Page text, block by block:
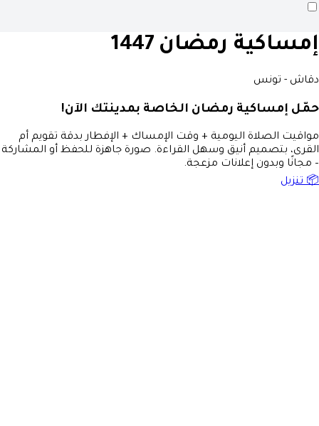
إمساكية رمضان 1447
دقاش - تونس
حمّل إمساكية رمضان الخاصة بمدينتك الآن!
مواقيت الصلاة اليومية + وقت الإمساك + الإفطار بدقة تقويم أم
القرى، بتصميم أنيق وسهل القراءة. صورة جاهزة للحفظ أو المشاركة
– مجانًا وبدون إعلانات مزعجة.
📦 تنزيل